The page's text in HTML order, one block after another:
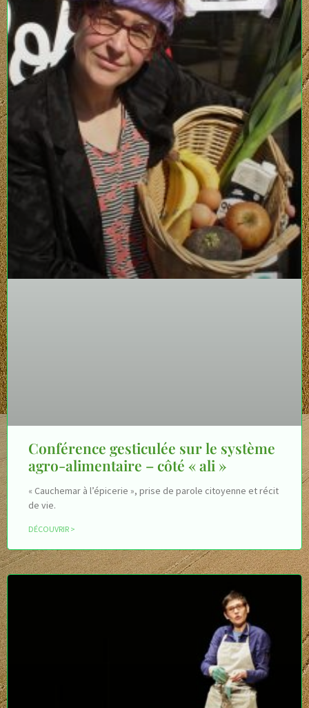
Conférence gesticulée sur le système
agro-alimentaire – côté « ali »
« Cauchemar à l’épicerie », prise de parole citoyenne et récit
de vie.
DÉCOUVRIR >